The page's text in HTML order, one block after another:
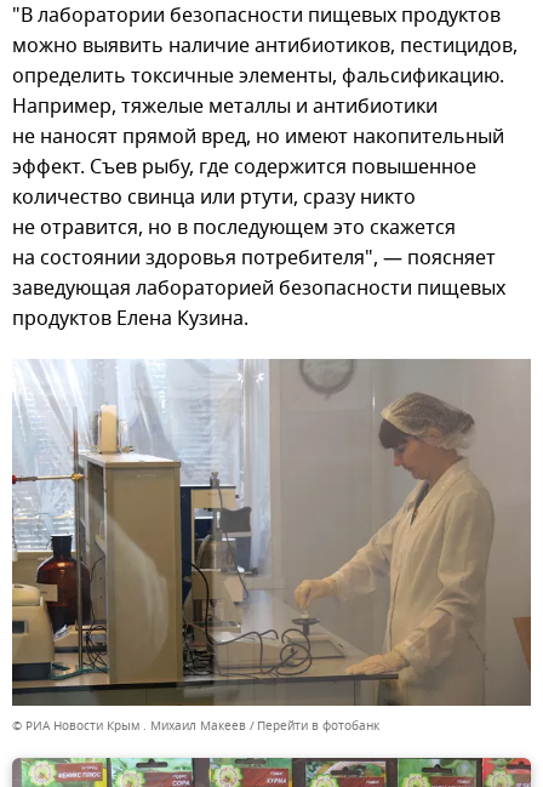
"В лаборатории безопасности пищевых продуктов
можно выявить наличие антибиотиков, пестицидов,
определить токсичные элементы, фальсификацию.
Например, тяжелые металлы и антибиотики
не наносят прямой вред, но имеют накопительный
эффект. Съев рыбу, где содержится повышенное
количество свинца или ртути, сразу никто
не отравится, но в последующем это скажется
на состоянии здоровья потребителя", — поясняет
заведующая лабораторией безопасности пищевых
продуктов Елена Кузина.
© РИА Новости Крым . Михаил Макеев Перейти в фотобанк